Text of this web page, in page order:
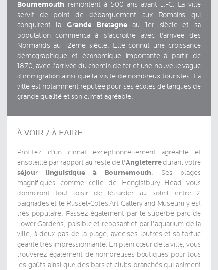
Bournemouth remontent à 500 ans avant J.-C. La ville
servit de point de débarquement aux Romains qui
conquirent la Grande Bretagne au 1er siècle et sa
population commença à s'accroître avec l'arrivée des
Normands au 12ème siècle. Elle connût une croissance
démographique et économique importante à partir de
1870, avec l'arrivée du chemin de fer et une nouvelle vague
d’immigration ainsi que la visite de nombreux touristes. La
ville est notamment réputée pour ses écoles de langues de
grande qualité et son climat agréable.
À VOIR / À FAIRE
Profitez d'un climat exceptionnellement agréable et
ensoleillé par rapport au reste de l'Angleterredurant votre
séjour linguistique à Bournemouth. Ses plages
magnifiques comme celle de Hengistbury Head vous
donneront tout loisir de lézarder au soleil entre 2
baignades et le Russel-Cotes Art Gallery and Museum y est
très populaire. Passez également par le superbe parc de
Lower Gardens, paisible et reposant et par l'aquarium de la
ville, à deux pas de la plage, avec ses loutres et sa tortue
géante très impressionnante. En plein cœur de la ville, vous
trouverez également de nombreuses boutiques pour tous
les goûts ainsi que des bars et clubs branchés qui animent